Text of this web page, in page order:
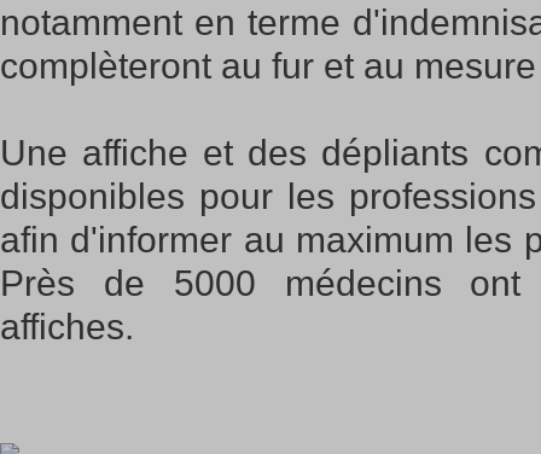
notamment en terme
complèteront au fur et au
Une affiche et des dépliants
disponibles pour les
afin d'informer au maximum les
Près de 5000 médecins ont
affiches.